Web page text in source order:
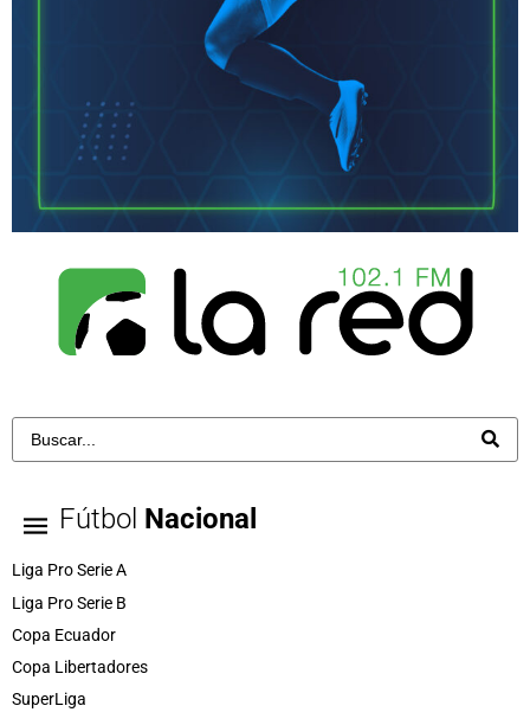
Fútbol Nacional
Liga Pro Serie A
Liga Pro Serie B
Copa Ecuador
Copa Libertadores
SuperLiga